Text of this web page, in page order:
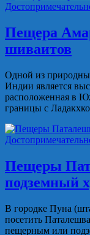
Пещера
шиваитов
Одной из
Индии является
расположенная в
границы с
Пещеры
подземный
В городке Пуна
посетить
пещерным или